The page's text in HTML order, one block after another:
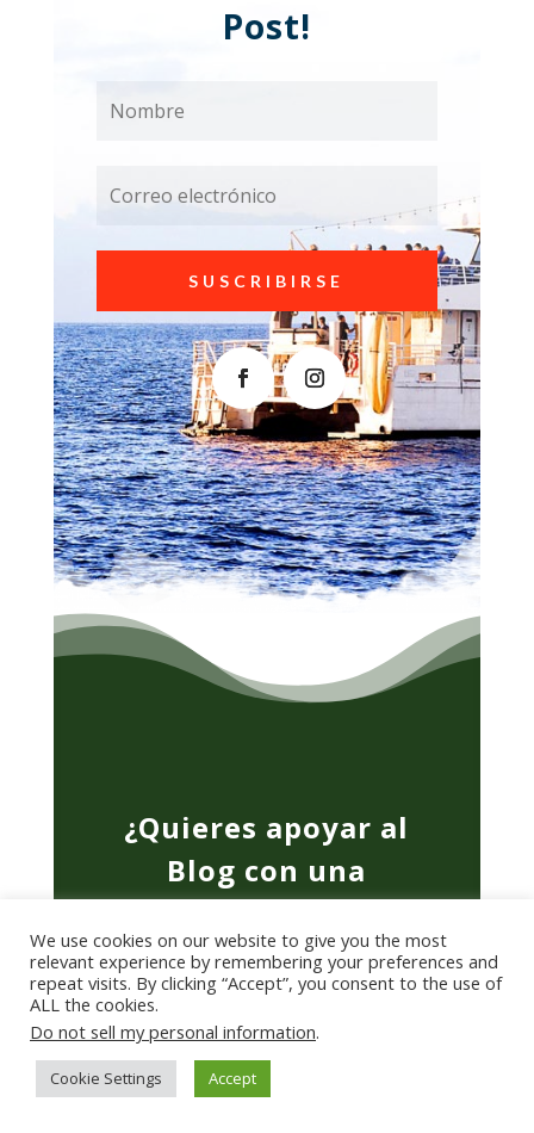
Post!
SUSCRIBIRSE
¿Quieres apoyar al
Blog con una
donación?
¡Compromiso permanente!: ofrecerte
contenido de GRAN CALIDAD para que
todos puedanVIVIR MEJOR
We use cookies on our website to give you the most
relevant experience by remembering your preferences and
repeat visits. By clicking “Accept”, you consent to the use of
ALL the cookies.
Do not sell my personal information.
Cookie Settings Accept